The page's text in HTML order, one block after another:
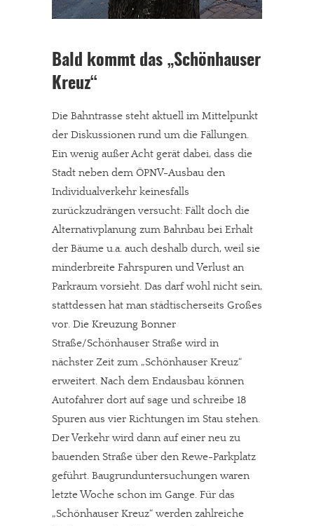
In eigener Sache
Dir gefällt unsere Arbeit?
meinesuedstadt.de finanziert sich durch Partnerprofile und
Werbung. Beide Einnahmequellen sind in den letzten Monaten
stark zurückgegangen.
Solltest Du unsere unabhängige Berichterstattung schätzen,
kannst Du uns mit einer kleinen Spende unterstützen.
Bald kommt das „Schönhauser
Kreuz“
Die Bahntrasse steht aktuell im Mittelpunkt
der Diskussionen rund um die Fällungen.
Ein wenig außer Acht gerät dabei, dass die
Stadt neben dem ÖPNV-Ausbau den
Individualverkehr keinesfalls
zurückzudrängen versucht: Fällt doch die
Alternativplanung zum Bahnbau bei Erhalt
der Bäume u.a. auch deshalb durch, weil sie
minderbreite Fahrspuren und Verlust an
Parkraum vorsieht. Das darf wohl nicht sein,
stattdessen hat man städtischerseits Großes
vor. Die Kreuzung Bonner
Straße/Schönhauser Straße wird in
nächster Zeit zum „Schönhauser Kreuz“
erweitert. Nach dem Endausbau können
Autofahrer dort auf sage und schreibe 18
Spuren aus vier Richtungen im Stau stehen.
Der Verkehr wird dann auf einer neu zu
bauenden Straße über den Rewe-Parkplatz
geführt. Baugrunduntersuchungen waren
letzte Woche schon im Gange. Für das
„Schönhauser Kreuz“ werden zahlreiche